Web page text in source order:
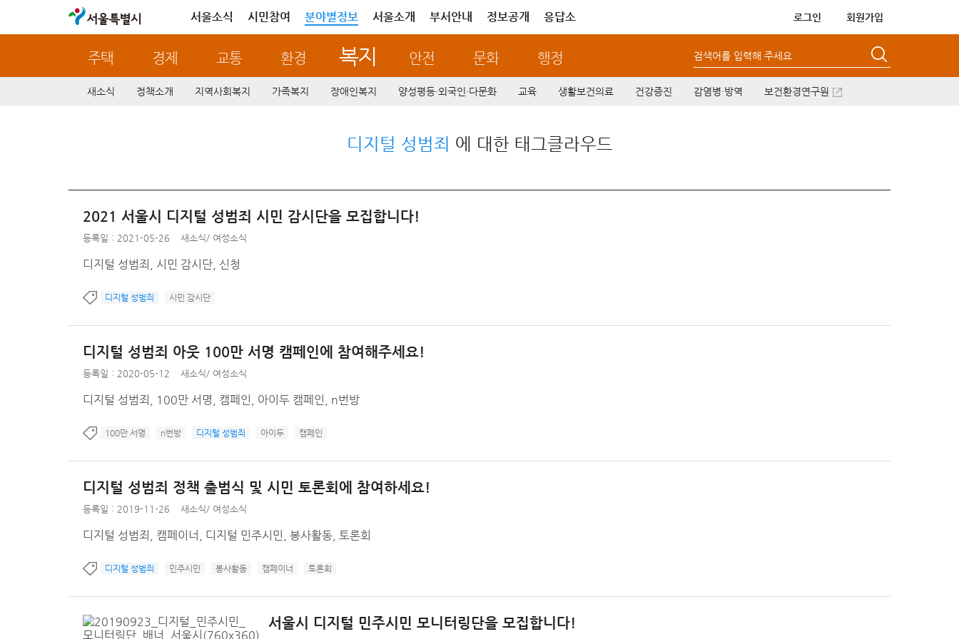
서울특별시 서울소식 시민참여 분야별정보 서울소개 부서안내 정보공개 응답소 로그인 회원가입
주택 경제 교통 환경 복지 안전 문화 행정 검색어를 입력해 주세요
새소식 정책소개 지역사회복지 가족복지 장애인복지 양성평등·외국인·다문화 교육 생활보건의료 건강증진 감염병·방역 보건환경연구원
디지털 성범죄 에 대한 태그클라우드
2021 서울시 디지털 성범죄 시민 감시단을 모집합니다!
등록일 : 2021-05-26 새소식/ 여성소식
디지털 성범죄, 시민 감시단, 신청
디지털 성범죄 시민 감시단
디지털 성범죄 아웃 100만 서명 캠페인에 참여해주세요!
등록일 : 2020-05-12 새소식/ 여성소식
디지털 성범죄, 100만 서명, 캠페인, 아이두 캠페인, n번방
100만 서명 n번방 디지털 성범죄 아이두 캠페인
디지털 성범죄 정책 출범식 및 시민 토론회에 참여하세요!
등록일 : 2019-11-26 새소식/ 여성소식
디지털 성범죄, 캠페이너, 디지털 민주시민, 봉사활동, 토론회
디지털 성범죄 민주시민 봉사활동 캠페이너 토론회
서울시 디지털 민주시민 모니터링단을 모집합니다!